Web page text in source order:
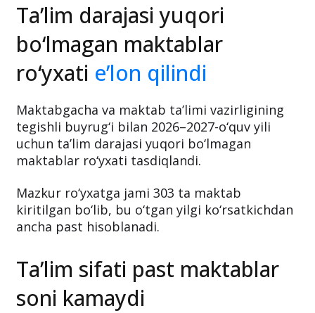
Ta’lim darajasi yuqori
bo‘lmagan maktablar
ro‘yxati e’lon qilindi
Maktabgacha va maktab ta’limi vazirligining
tegishli buyrug‘i bilan 2026–2027-o‘quv yili
uchun ta’lim darajasi yuqori bo‘lmagan
maktablar ro‘yxati tasdiqlandi.
Mazkur ro‘yxatga jami 303 ta maktab
kiritilgan bo‘lib, bu o‘tgan yilgi ko‘rsatkichdan
ancha past hisoblanadi.
Ta’lim sifati past maktablar
soni kamaydi